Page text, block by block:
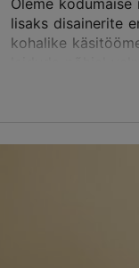
lisaks disainerite
kohalike